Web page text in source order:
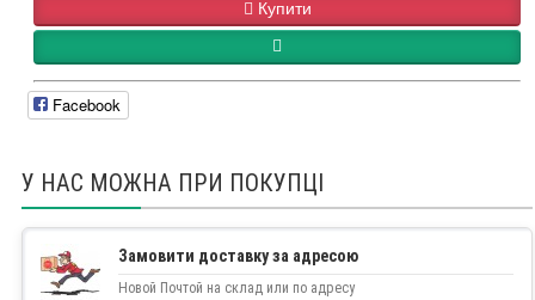
Купити
Facebook
У НАС МОЖНА ПРИ ПОКУПЦІ
Замовити доставку за адресою
Новой Почтой на склад или по адресу